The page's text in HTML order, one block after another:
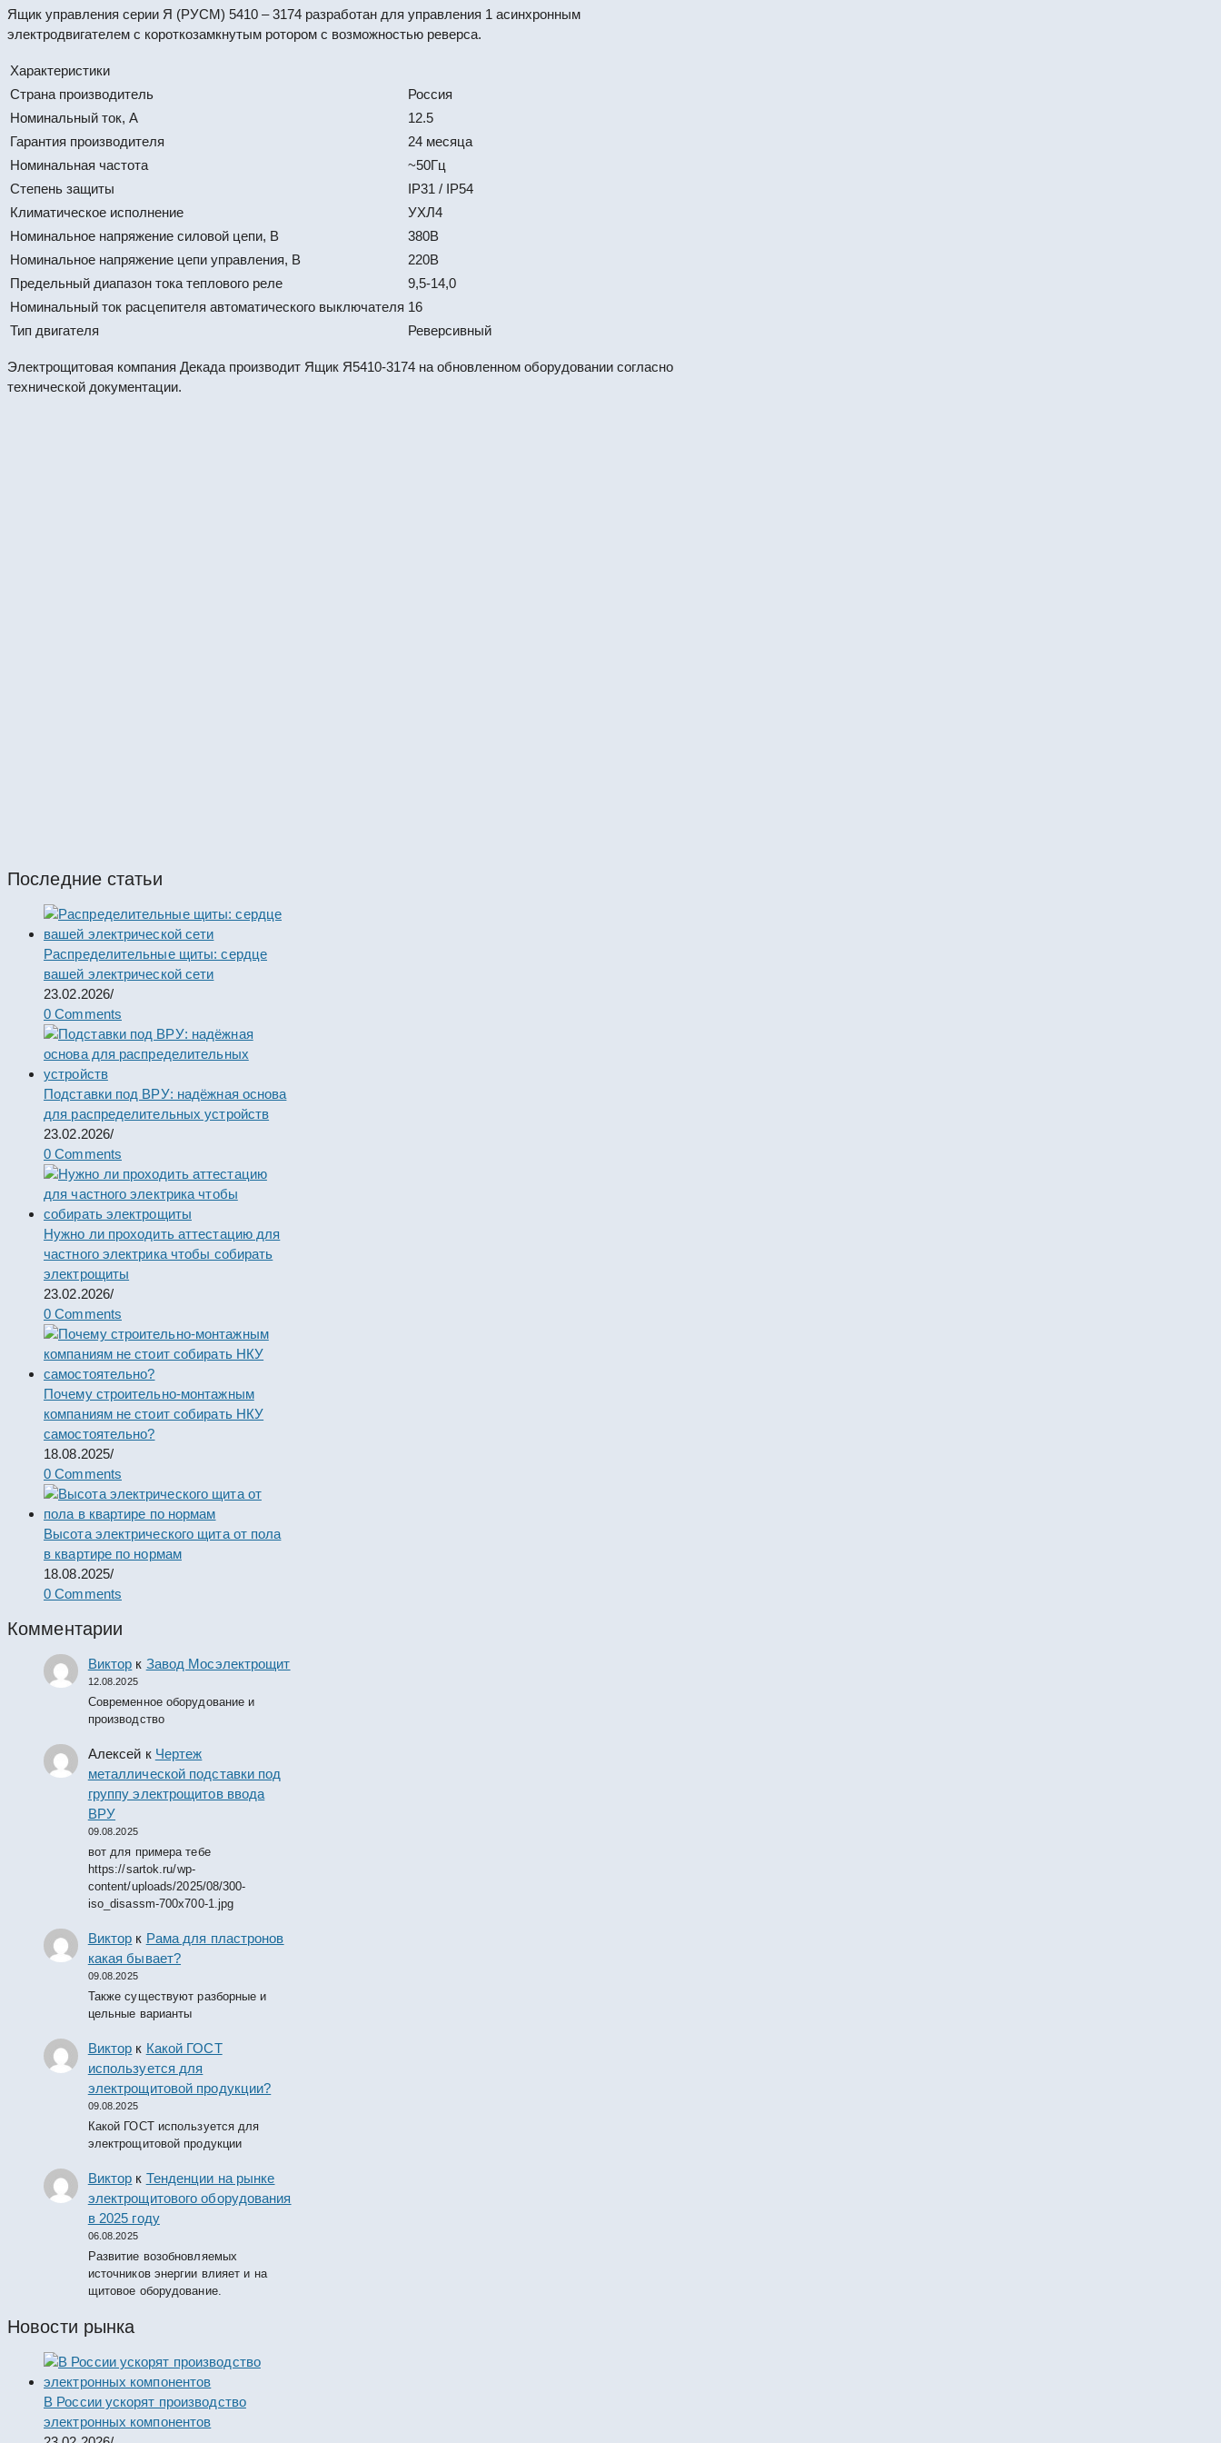
Ящик управления серии Я (РУСМ) 5410 – 3174 разработан для управления 1 асинхронным
электродвигателем с короткозамкнутым ротором с возможностью реверса.
Характеристики
Страна производитель
Россия
Номинальный ток, А
12.5
Гарантия производителя
24 месяца
Номинальная частота
~50Гц
Степень защиты
IP31 / IP54
Климатическое исполнение
УХЛ4
Номинальное напряжение силовой цепи, В
380В
Номинальное напряжение цепи управления, В
220В
Предельный диапазон тока теплового реле
9,5-14,0
Номинальный ток расцепителя автоматического выключателя 16
Тип двигателя
Реверсивный
Электрощитовая компания Декада производит Ящик Я5410-3174 на обновленном оборудовании согласно
технической документации.
Последние статьи
Распределительные щиты: сердце
вашей электрической сети
23.02.2026/
0 Comments
Подставки под ВРУ: надёжная основа
для распределительных устройств
23.02.2026/
0 Comments
Нужно ли проходить аттестацию для
частного электрика чтобы собирать
электрощиты
23.02.2026/
0 Comments
Почему строительно-монтажным
компаниям не стоит собирать НКУ
самостоятельно?
18.08.2025/
0 Comments
Высота электрического щита от пола
в квартире по нормам
18.08.2025/
0 Comments
Комментарии
Виктор к Завод Мосэлектрощит
12.08.2025
Современное оборудование и
производство
Алексей к Чертеж
металлической подставки под
группу электрощитов ввода
ВРУ
09.08.2025
вот для примера тебе
https://sartok.ru/wp-
content/uploads/2025/08/300-
iso_disassm-700x700-1.jpg
Виктор к Рама для пластронов
какая бывает?
09.08.2025
Также существуют разборные и
цельные варианты
Виктор к Какой ГОСТ
используется для
электрощитовой продукции?
09.08.2025
Какой ГОСТ используется для
электрощитовой продукции
Виктор к Тенденции на рынке
электрощитового оборудования
в 2025 году
06.08.2025
Развитие возобновляемых
источников энергии влияет и на
щитовое оборудование.
Новости рынка
В России ускорят производство
электронных компонентов